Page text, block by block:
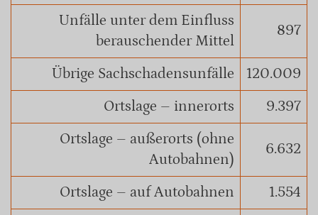
Unfälle unter dem Einfluss
berauschender Mittel
897
Übrige Sachschadensunfälle
120.009
Ortslage – innerorts
9.397
Ortslage – außerorts (ohne
Autobahnen)
6.632
Ortslage – auf Autobahnen
1.554